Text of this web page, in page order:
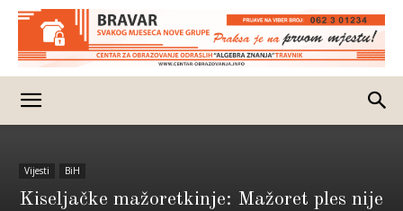
Vijesti BiH
Kiseljačke mažoretkinje: Mažoret ples nije